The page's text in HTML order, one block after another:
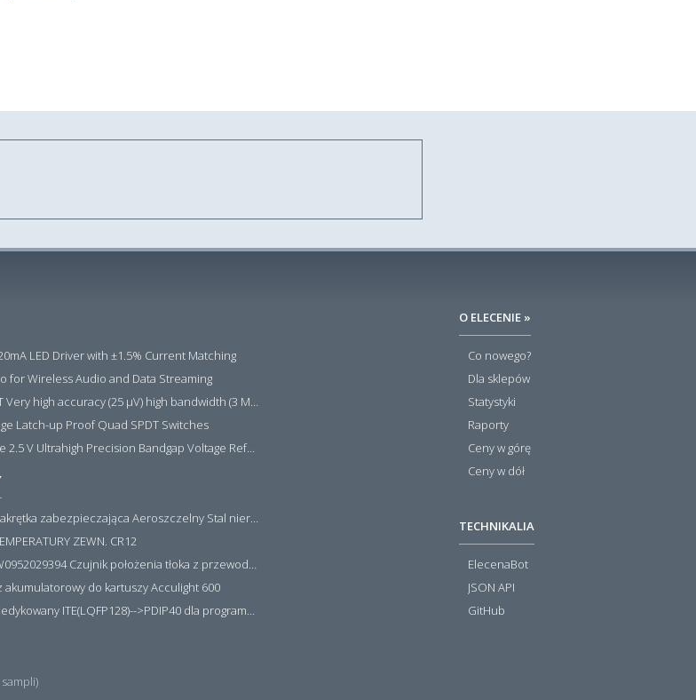
LED Driver with ±1.5% Current Matching
for Wireless Audio and Data Streaming
TSZ182IST Very high accuracy (25 µV) high bandwidth (3 MHz) zero drift 5 V operational amplifiers
Latch-up Proof Quad SPDT Switches
Aerospace 2.5 V Ultrahigh Precision Bandgap Voltage Reference
RS PRO Nakrętka zabezpieczająca Aeroszczelny Stal nierdzewna 316 Zwykłe
ZEWN. CR12
CE3M8P W0952029394 Czujnik położenia tłoka z przewodem i złączem M8, PNP NO, 10...30VDC, 100mA, METALWORK, METAL WORK jak MZT1-0
akumulatorowy do kartuszy Acculight 600
Adapter dedykowany ITE(LQFP128)-->PDIP40 dla programatora RT809H/RT809F (simple)
O ELECENIE »
Co nowego?
Dla sklepów
Statystyki
Raporty
Ceny w górę
Ceny w dół
TECHNIKALIA
ElecenaBot
JSON API
GitHub
sampli)